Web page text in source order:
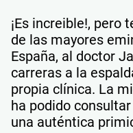
¡Es increible!, pero
de las mayores
España, al doctor
carreras a la
propia clínica. La
ha podido
una auténtica